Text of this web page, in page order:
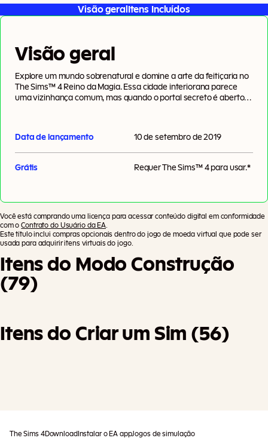
Visão geral Itens Incluídos
Visão geral
Explore um mundo sobrenatural e domine a arte da feitiçaria no
The Sims™ 4 Reino da Magia. Essa cidade interiorana parece
uma vizinhança comum, mas quando o portal secreto é aberto, a
para proteger você e mergulhe nesse mundo encantado.
Data de lançamento 10 de setembro de 2019
Grátis RequerThe Sims™ 4para usar.*
Você está comprando uma licença para acessar conteúdo digital em conformidade
com oContrato do Usuário da EA
Este título inclui compras opcionais dentro do jogo de moeda virtual que pode ser
usada para adquirir itens virtuais do jogo.
Itens do Modo Construção
(79)
Itens do Criar um Sim (56)
The Sims 4Download Instalar o EA appJogos de simulação